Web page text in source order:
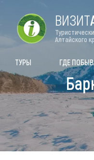
Туры
ВИЗИТ
Алтайского
ТУРЫ ГДЕ